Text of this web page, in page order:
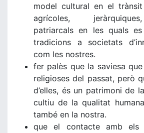
model cultural en el
agrícoles,
patriarcals en les quals
tradicions a societats
com les nostres.
fer palès que la saviesa
religioses del passat, però
d’elles, és un patrimoni de
cultiu de la qualitat
també en la nostra.
que el contacte amb els